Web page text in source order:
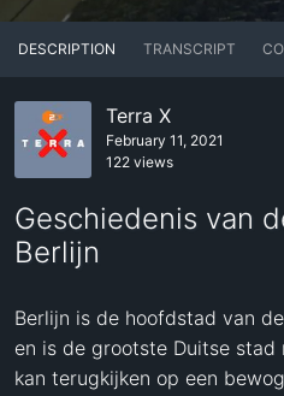
DESCRIPTION TRANSCRIPT
Terra X
February 11, 2021
122 views
Geschiedenis van
Berlijn
Berlijn is de hoofdstad van
en is de grootste Duitse stad
kan terugkijken op een